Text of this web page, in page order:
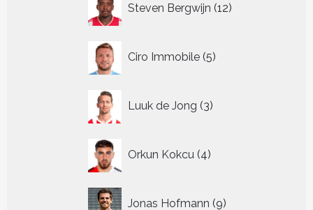
Steven Bergwijn 12
producten
Ciro Immobile 5
producten
Luuk de Jong 3
producten
Orkun Kokcu 4
producten
Jonas Hofmann 9